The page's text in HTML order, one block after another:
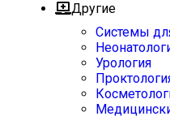
Другие
Системы
Урология